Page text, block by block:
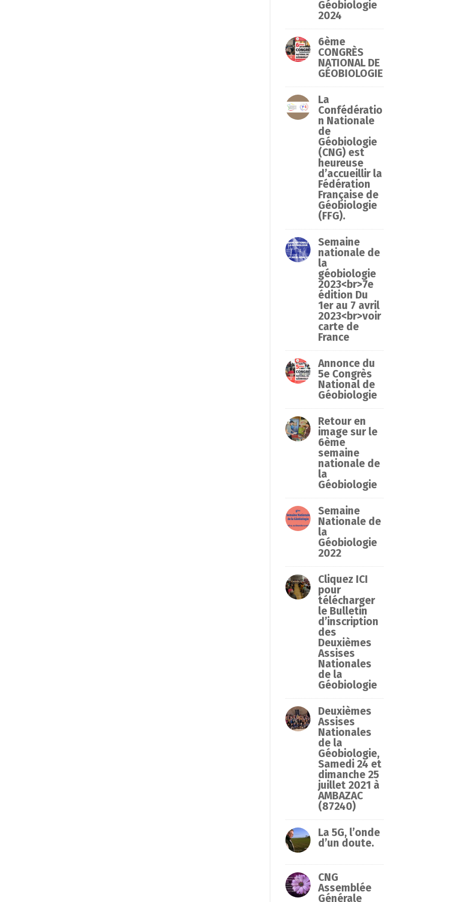
anciens
Géobiologie
2024
6ème
CONGRÈS
NATIONAL DE
GÉOBIOLOGIE
La
Confédératio
n Nationale
de
Géobiologie
(CNG) est
heureuse
d’accueillir la
Fédération
Française de
Géobiologie
(FFG).
Semaine
nationale de
la
géobiologie
2023<br>7e
édition Du
1er au 7 avril
2023<br>voir
carte de
France
Annonce du
5e Congrès
National de
Géobiologie
Retour en
image sur le
6ème
semaine
nationale de
la
Géobiologie
Semaine
Nationale de
la
Géobiologie
2022
Cliquez ICI
pour
télécharger
le Bulletin
d’inscription
des
Deuxièmes
Assises
Nationales
de la
Géobiologie
Deuxièmes
Assises
Nationales
de la
Géobiologie,
Samedi 24 et
dimanche 25
juillet 2021 à
AMBAZAC
(87240)
La 5G, l’onde
d’un doute.
CNG
Assemblée
Générale